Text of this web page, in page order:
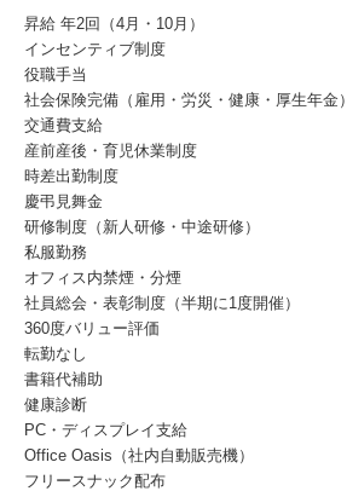
昇給 年2回（4月・10月）
インセンティブ制度
役職手当
社会保険完備（雇用・労災・健康・厚生年金）
交通費支給
産前産後・育児休業制度
時差出勤制度
慶弔見舞金
研修制度（新人研修・中途研修）
私服勤務
オフィス内禁煙・分煙
社員総会・表彰制度（半期に1度開催）
360度バリュー評価
転勤なし
書籍代補助
健康診断
PC・ディスプレイ支給
Office Oasis（社内自動販売機）
フリースナック配布